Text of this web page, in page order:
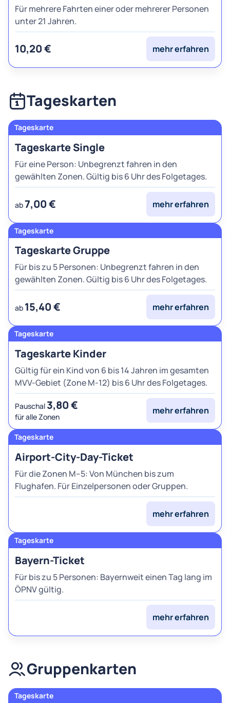
Für mehrere Fahrten einer oder mehrerer Personen
unter 21 Jahren.
10,20 € mehr erfahren
Tageskarten
Tageskarte Single
Für eine Person: Unbegrenzt fahren in den
gewählten Zonen. Gültig bis 6 Uhr des Folgetages.
ab7,00 € mehr erfahren
Tageskarte Gruppe
Für bis zu 5 Personen: Unbegrenzt fahren in den
gewählten Zonen. Gültig bis 6 Uhr des Folgetages.
ab 15,40 € mehr erfahren
Tageskarte Kinder
Gültig für ein Kind von 6 bis 14 Jahren im gesamten
MVV-Gebiet (Zone M-12) bis 6 Uhr des Folgetages.
Pauschal 3,80 €
für alle Zonen
mehr erfahren
Airport-City-Day-Ticket
Für die Zonen M–5: Von München bis zum
Flughafen. Für Einzelpersonen oder Gruppen.
mehr erfahren
Bayern-Ticket
Für bis zu 5 Personen: Bayernweit einen Tag lang im
ÖPNV gültig.
mehr erfahren
Gruppenkarten